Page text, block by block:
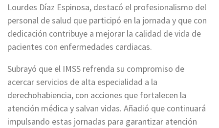
Lourdes Díaz Espinosa, destacó el profesionalismo del
personal de salud que participó en la jornada y que con
dedicación contribuye a mejorar la calidad de vida de
pacientes con enfermedades cardiacas.
Subrayó que el IMSS refrenda su compromiso de
acercar servicios de alta especialidad a la
derechohabiencia, con acciones que fortalecen la
atención médica y salvan vidas. Añadió que continuará
impulsando estas jornadas para garantizar atención